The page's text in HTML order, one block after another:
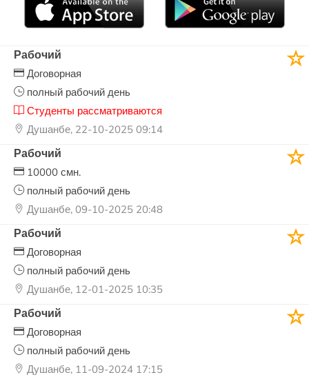
Рабочий
Договорная
полный рабочий день
Студенты рассматриваются
Душанбе, 22-10-2025 09:14
Рабочий
10000 смн.
полный рабочий день
Душанбе, 09-10-2025 20:48
Рабочий
Договорная
полный рабочий день
Душанбе, 12-01-2025 10:35
Рабочий
Договорная
полный рабочий день
Душанбе, 11-09-2024 17:15